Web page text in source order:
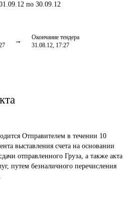
по 30.09.12
Окончание тендера
31.08.12, 17:27
Отправителем в течении 10
выставления счета на основании
отправленного Груза, а также акта
путем безналичного перечисления